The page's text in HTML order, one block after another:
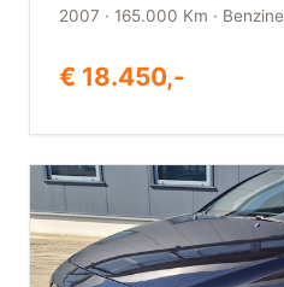
2007 · 165.000 Km · Benzine
€ 18.450,-